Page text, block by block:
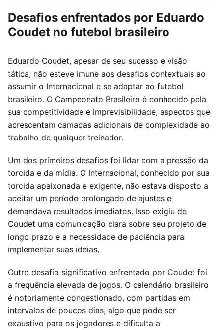
Desafios enfrentados por Eduardo
Coudet no futebol brasileiro
Eduardo Coudet, apesar de seu sucesso e visão
tática, não esteve imune aos desafios contextuais ao
assumir o Internacional e se adaptar ao futebol
brasileiro. O Campeonato Brasileiro é conhecido pela
sua competitividade e imprevisibilidade, aspectos que
acrescentam camadas adicionais de complexidade ao
trabalho de qualquer treinador.
Um dos primeiros desafios foi lidar com a pressão da
torcida e da mídia. O Internacional, conhecido por sua
torcida apaixonada e exigente, não estava disposto a
aceitar um período prolongado de ajustes e
demandava resultados imediatos. Isso exigiu de
Coudet uma comunicação clara sobre seu projeto de
longo prazo e a necessidade de paciência para
implementar suas ideias.
Outro desafio significativo enfrentado por Coudet foi
a frequência elevada de jogos. O calendário brasileiro
é notoriamente congestionado, com partidas em
intervalos de poucos dias, algo que pode ser
exaustivo para os jogadores e dificulta a